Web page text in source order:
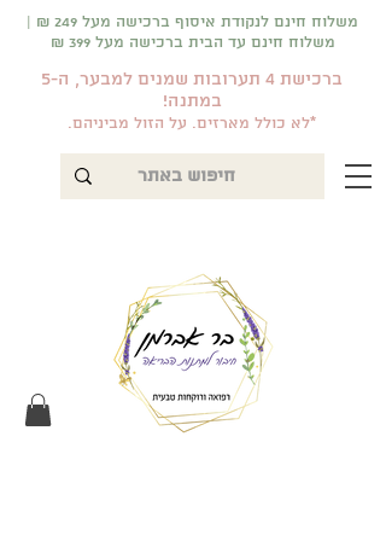
משלוח חינם לנקודת איסוף ברכישה מעל 249 ₪ |
משלוח חינם עד הבית ברכישה מעל 399 ₪
ברכישת 4 תערובות שמנים למבער, ה-5
במתנה!
*לא כולל מארזים. על הזול מביניהם.